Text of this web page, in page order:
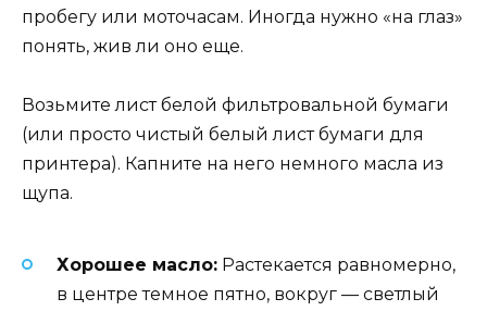
пробегу или моточасам. Иногда нужно «на глаз»
понять, жив ли оно еще.
Возьмите лист белой фильтровальной бумаги
(или просто чистый белый лист бумаги для
принтера). Капните на него немного масла из
щупа.
Хорошее масло: Растекается равномерно,
в центре темное пятно, вокруг — светлый